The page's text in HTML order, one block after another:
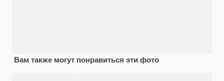
Вам также могут понравиться эти фото